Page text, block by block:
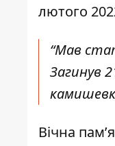
лютого
“Мав
Загинув
Вічна